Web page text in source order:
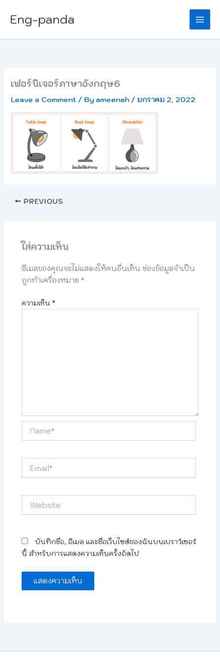
content
Eng-panda
เฟอร์นิเจอร์ภาษาอังกฤษ6
Leave a Comment / By ameenah/ มกราคม 2, 2022
PREVIOUS
ใส่ความเห็น
อีเมลของคุณจะไม่แสดงให้คนอื่นเห็น ช่องข้อมูลจำเป็น
ถูกทำเครื่องหมาย *
ความเห็น *
บันทึกชื่อ, อีเมล และชื่อเว็บไซต์ของฉันบนเบราว์เซอร์
นี้ สำหรับการแสดงความเห็นครั้งถัดไป